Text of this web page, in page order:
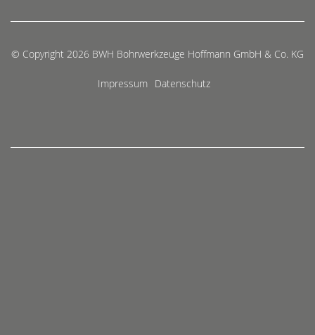
© Copyright 2026 BWH Bohrwerkzeuge Hoffmann GmbH & Co. KG
Impressum Datenschutz